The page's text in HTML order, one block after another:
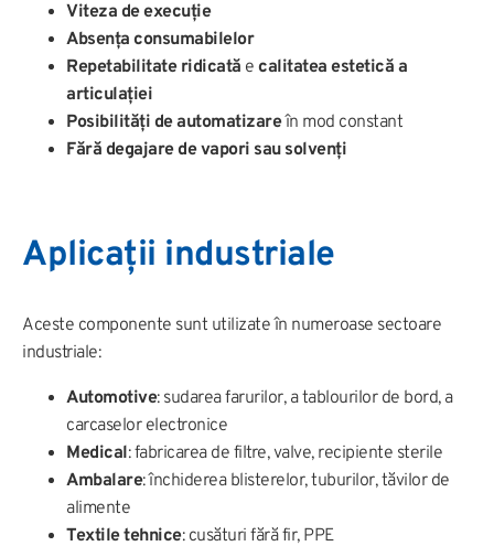
Viteza de execuție
Absența consumabilelor
Repetabilitate ridicată e calitatea estetică a
articulației
Posibilități de automatizareîn mod constant
Fără degajare de vapori sau solvenți
Aplicații industriale
Aceste componente sunt utilizate în numeroase sectoare
industriale:
Automotive: sudarea farurilor, a tablourilor de bord, a
carcaselor electronice
Medical: fabricarea de filtre, valve, recipiente sterile
Ambalare: închiderea blisterelor, tuburilor, tăvilor de
alimente
Textile tehnice: cusături fără fir, PPE